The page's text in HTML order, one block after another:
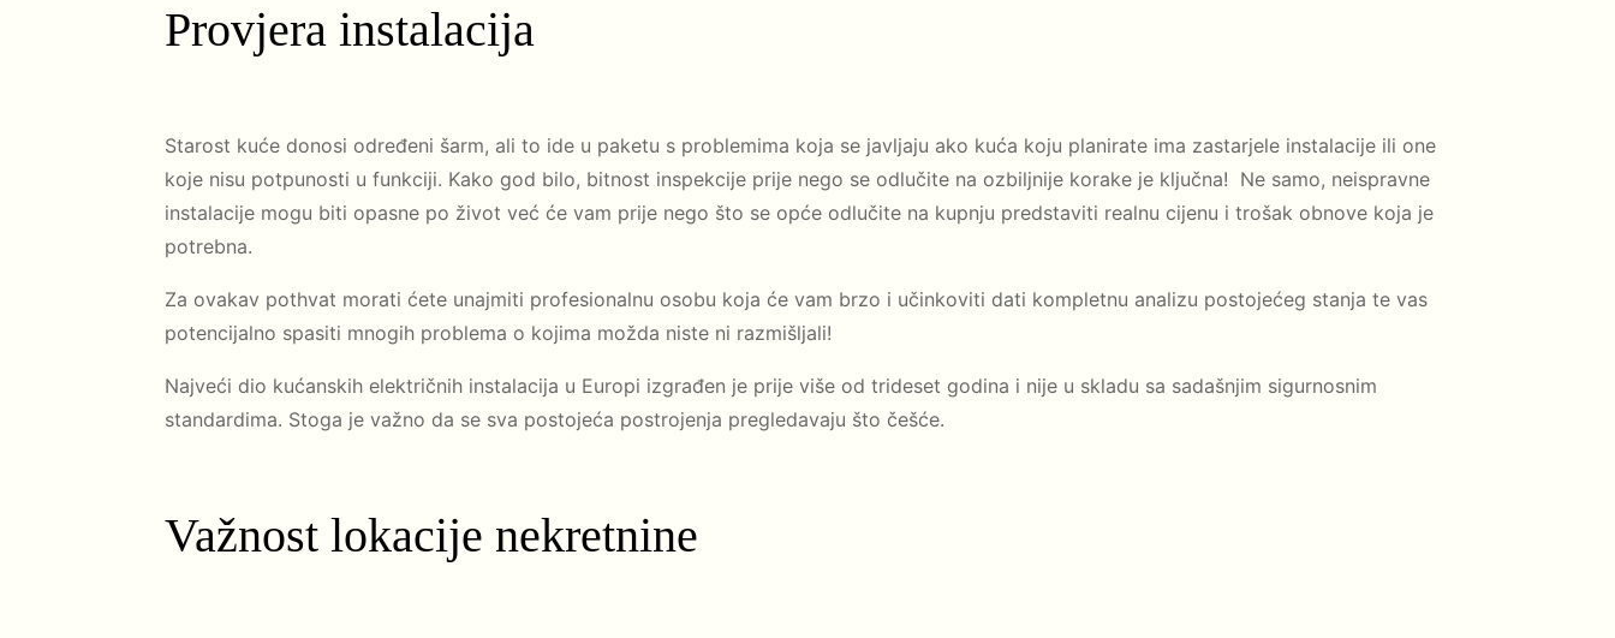
Provjera instalacija
Starost kuće donosi određeni šarm, ali to ide u paketu s problemima koja se javljaju ako kuća koju planirate ima zastarjele instalacije ili one
koje nisu potpunosti u funkciji. Kako god bilo, bitnost inspekcije prije nego se odlučite na ozbiljnije korake je ključna! Ne samo, neispravne
instalacije mogu biti opasne po život već će vam prije nego što se opće odlučite na kupnju predstaviti realnu cijenu i trošak obnove koja je
potrebna.
Za ovakav pothvat morati ćete unajmiti profesionalnu osobu koja će vam brzo i učinkoviti dati kompletnu analizu postojećeg stanja te vas
potencijalno spasiti mnogih problema o kojima možda niste ni razmišljali!
Najveći dio kućanskih električnih instalacija u Europi izgrađen je prije više od trideset godina i nije u skladu sa sadašnjim sigurnosnim
standardima. Stoga je važno da se sva postojeća postrojenja pregledavaju što češće.
Važnost lokacije nekretnine